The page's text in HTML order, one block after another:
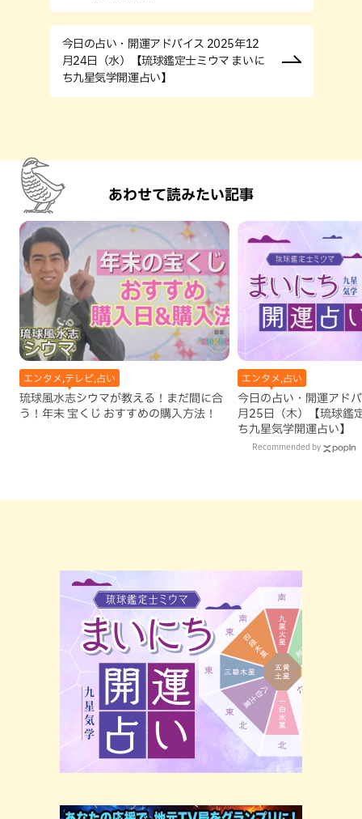
今日の占い・開運アドバイス 2025年12
月24日（水）【琉球鑑定士ミウマ まいに
ち九星気学開運占い】
あわせて読みたい記事
エンタメ,テレビ,占い
琉球風水志シウマが教える！まだ間に合
う！年末 宝くじ おすすめの購入方法！
エンタメ,占い
今日の占い・開運アド
月25日（木）【琉球鑑
ち九星気学開運占い】
Recommended by